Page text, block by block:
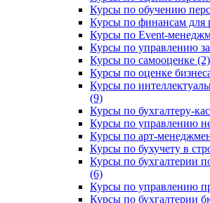
Курсы по обучению
Курсы по финансам для
Курсы по Event-
Курсы по управлению
Курсы по самооценке (2)
Курсы по оценке
Курсы по
(9)
Курсы по бухгалтеру-
Курсы по управлению
Курсы по арт-
Курсы по бухучету в
Курсы по бухгалтерии
(6)
Курсы по управлению
Курсы по бухгалтерии